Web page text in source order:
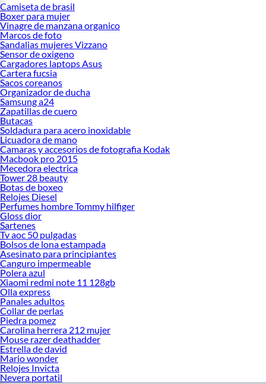
Camiseta de brasil
Boxer para mujer
Vinagre de manzana organico
Marcos de foto
Sandalias mujeres Vizzano
Sensor de oxigeno
Cargadores laptops Asus
Cartera fucsia
Sacos coreanos
Organizador de ducha
Samsung a24
Zapatillas de cuero
Butacas
Soldadura para acero inoxidable
Licuadora de mano
Camaras y accesorios de fotografia Kodak
Macbook pro 2015
Mecedora electrica
Tower 28 beauty
Botas de boxeo
Relojes Diesel
Perfumes hombre Tommy hilfiger
Gloss dior
Sartenes
Tv aoc 50 pulgadas
Bolsos de lona estampada
Asesinato para principiantes
Canguro impermeable
Polera azul
Xiaomi redmi note 11 128gb
Olla express
Panales adultos
Collar de perlas
Piedra pomez
Carolina herrera 212 mujer
Mouse razer deathadder
Estrella de david
Mario wonder
Relojes Invicta
Nevera portatil